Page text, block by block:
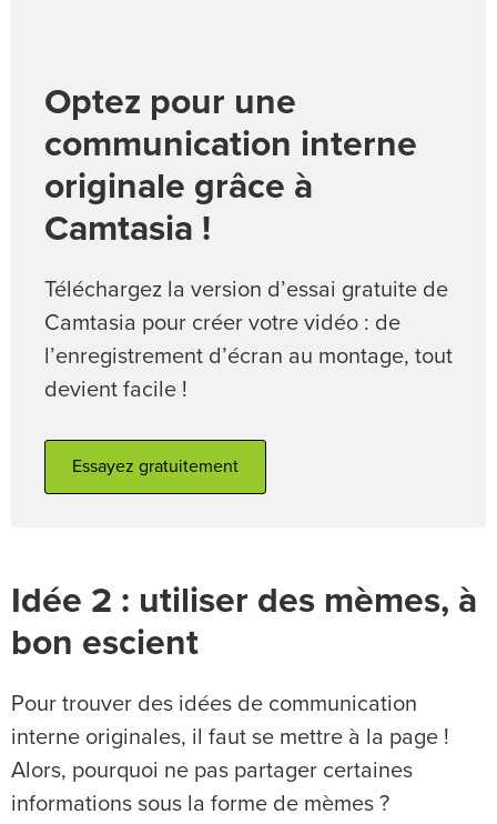
Optez pour une
communication interne
originale grâce à
Camtasia !
Téléchargez la version d’essai gratuite de
Camtasia pour créer votre vidéo : de
l’enregistrement d’écran au montage, tout
devient facile !
Essayez gratuitement
Idée 2 : utiliser des mèmes, à
bon escient
Pour trouver des idées de communication
interne originales, il faut se mettre à la page !
Alors, pourquoi ne pas partager certaines
informations sous la forme de mèmes ?